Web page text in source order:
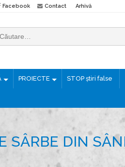
Facebook Contact Arhivă
PROIECTE STOP știri false
SÂRBE DIN